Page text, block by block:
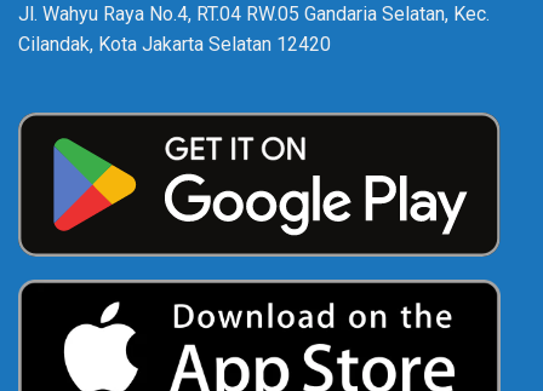
Jl. Wahyu Raya No.4, RT.04 RW.05 Gandaria Selatan, Kec.
Cilandak, Kota Jakarta Selatan 12420